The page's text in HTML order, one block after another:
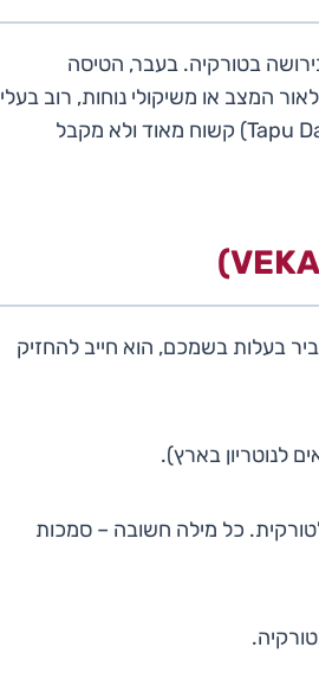
בטורקיה. בעבר, הטיסה
המצב או משיקולי נוחות, רוב בעלי
הנכסים מעדיפים לנהל את העניינים מרחוק. הבעיה? הטאבו הטורקי (Tapu Dairesi) קשוח מאוד ולא מקבל
בעלות בשמכם, הוא חייב להחזיק
לנוטריון בארץ).
כל מילה חשובה – סמכות